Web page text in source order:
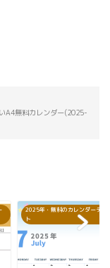
A4無料カレンダー(2025-
2025年・無料のカレンダーテン
ト